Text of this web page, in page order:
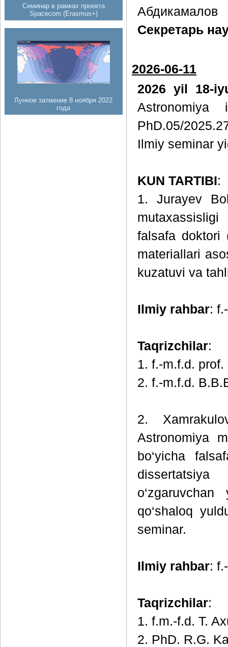
Семинар в рамках проекта
Spacecom (Erasmus+)
Лунное затмение 8 ноября 2022
года
Абдикамалов
Секретарь
2026-06-11
2026 yil 18-
Astronomiya
PhD.05/
Ilmiy seminar
KUN TARTIBI:
1. Jurayev
falsafa doktori
materiallari
kuzatuvi va
Ilmiy rahbar:
Taqrizchilar:
1. f.-m.f.d.
2. f.-m.f.d.
2.
Astronomiya
bo‘yicha
qo‘shaloq
seminar.
Ilmiy rahbar:
Taqrizchilar:
1. f.m.-f.d. T.
2. PhD. R.G.